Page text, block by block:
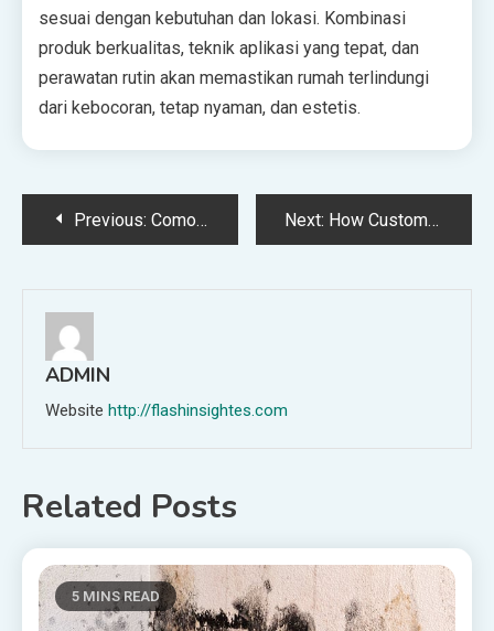
sesuai dengan kebutuhan dan lokasi. Kombinasi
produk berkualitas, teknik aplikasi yang tepat, dan
perawatan rutin akan memastikan rumah terlindungi
dari kebocoran, tetap nyaman, dan estetis.
PostPrevious: Como Investir com Inteligência: Renda Fixa e Renda Variável na Prática Next: How Custom Packaging Increases Customer Retention
ADMIN
Website http://flashinsightes.com
Related Posts
5 MINS READ